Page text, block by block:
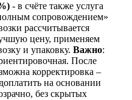
- в счёте также услуга
сопровождением»
рассчитывается
цену, применяем
и упаковку. Важно:
После
корректировка –
на основании
без скрытых